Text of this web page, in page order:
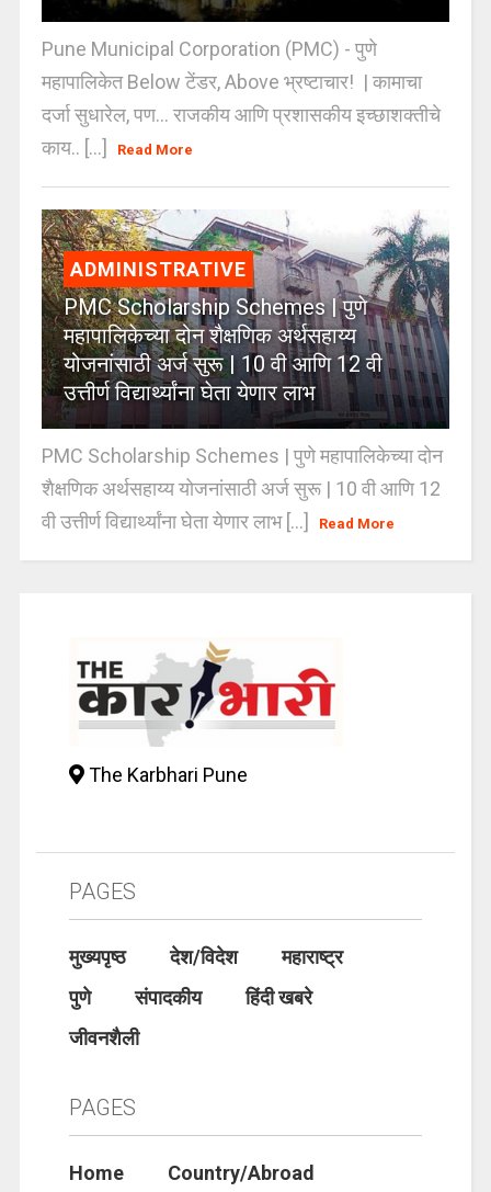
Pune Municipal Corporation (PMC) - पुणे
महापालिकेत Below टेंडर, Above भ्रष्टाचार! | कामाचा
दर्जा सुधारेल, पण… राजकीय आणि प्रशासकीय इच्छाशक्तीचे
काय.. [...]
Read More
ADMINISTRATIVE
PMC Scholarship Schemes | पुणे
महापालिकेच्या दोन शैक्षणिक अर्थसहाय्य
योजनांसाठी अर्ज सुरू | 10 वी आणि 12 वी
उत्तीर्ण विद्यार्थ्यांना घेता येणार लाभ
PMC Scholarship Schemes | पुणे महापालिकेच्या दोन
शैक्षणिक अर्थसहाय्य योजनांसाठी अर्ज सुरू | 10 वी आणि 12
वी उत्तीर्ण विद्यार्थ्यांना घेता येणार लाभ [...]
Read More
The Karbhari Pune
PAGES
मुख्यपृष्ठ देश/विदेश
महाराष्ट्र
पुणे
संपादकीय
हिंदी खबरे
जीवनशैली
PAGES
Home Country/Abroad